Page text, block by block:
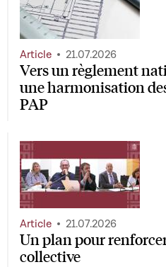
Vers un règlement
une harmonisation
PAP
Article 21.07.2026
Un plan pour
collective
Article 21.07.2026